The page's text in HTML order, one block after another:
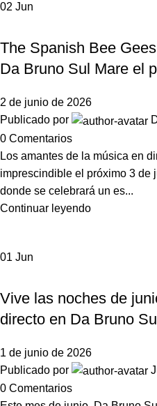
02 Jun
The Spanish Bee
Da Bruno Sul Mare el
2 de junio de 2026
Publicado por
0 Comentarios
Los amantes de la música en
imprescindible el próximo 3 de
donde se celebrará un es...
Continuar leyendo
01 Jun
Vive las noches de
directo en Da Bruno
1 de junio de 2026
Publicado por
0 Comentarios